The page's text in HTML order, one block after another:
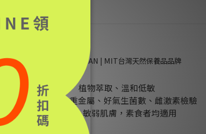
簡單 JAN DAN | MIT台灣天然保養品品牌
植物萃取、溫和低敏
通過SGS重金屬、好氣生菌數、雌激素檢驗
油肌、敏弱肌膚，素食者均適用